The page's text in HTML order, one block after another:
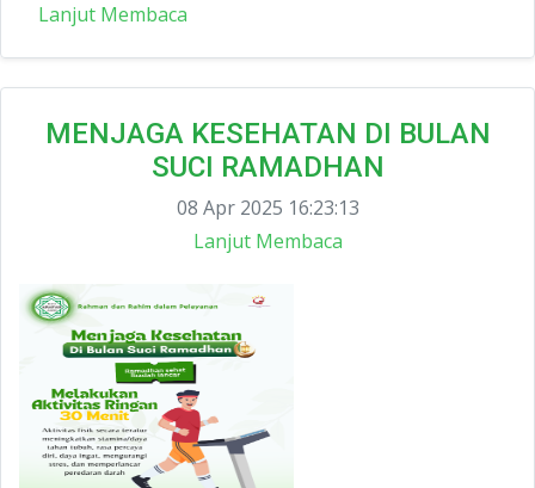
Lanjut Membaca
MENJAGA KESEHATAN DI BULAN
SUCI RAMADHAN
08 Apr 2025 16:23:13
Lanjut Membaca